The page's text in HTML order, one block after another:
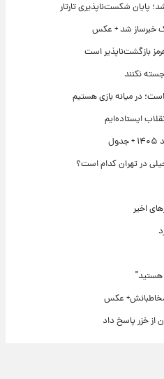
پایان شکست‌ناپذیری تارتار
خبرساز شد + عکس
بازگشت‌ناپذیر است
نکنند
در میانه بازی هستیم
ایستاده‌ایم
در تهران کدام است؟
اخیر
مخاطبانش+ عکس